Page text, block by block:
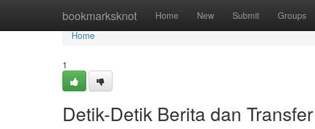
bookmarksknot Home New Submit Groups
Home
Home
1
Detik-Detik Berita dan